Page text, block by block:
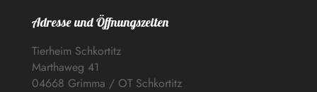
Adresse und Öffnungszeiten
Tierheim Schkortitz
Marthaweg 41
04668 Grimma / OT Schkortitz